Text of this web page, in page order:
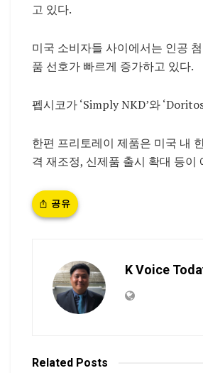
고 있다.
미국 소비자들 사이에서는 인공
품 선호가 빠르게 증가하고 있다.
펩시코가 ‘Simply NKD’와
한편 프리토레이 제품은 미국 내
격 재조정, 신제품 출시 확대 등
공유
K Voice
Related Posts